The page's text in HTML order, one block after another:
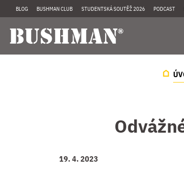
BLOG BUSHMAN CLUB STUDENTSKÁ SOUTĚŽ 2026 PODCAST
19. 4. 2023